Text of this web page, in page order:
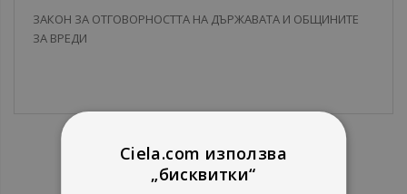
ЗАКОН ЗА ОТГОВОРНОСТТА НА ДЪРЖАВАТА И ОБЩИНИТЕ
ЗА ВРЕДИ
Ciela.com използва
„бисквитки“